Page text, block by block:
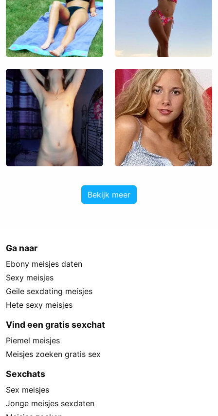
Bekijk meer
Ga naar
Ebony meisjes daten
Sexy meisjes
Geile sexdating meisjes
Hete sexy meisjes
Vind een gratis sexchat
Piemel meisjes
Meisjes zoeken gratis sex
Sexchats
Sex meisjes
Jonge meisjes sexdaten